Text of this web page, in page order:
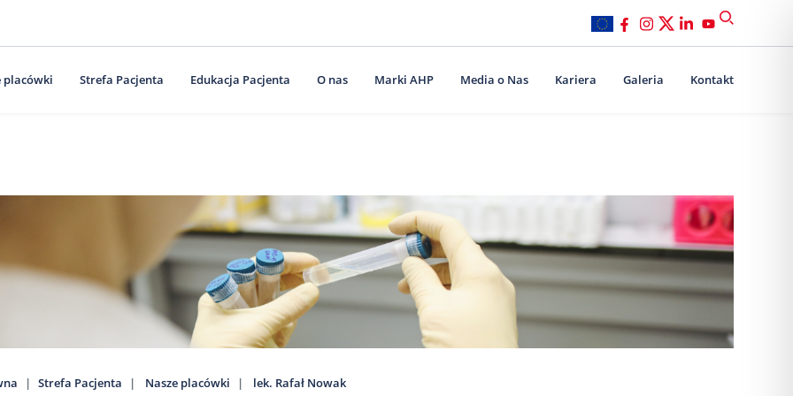
placówki Strefa Pacjenta Edukacja Pacjenta O nas Marki AHP Media o Nas Kariera Galeria Kontakt
Strefa Pacjenta Nasze placówki lek. Rafał Nowak